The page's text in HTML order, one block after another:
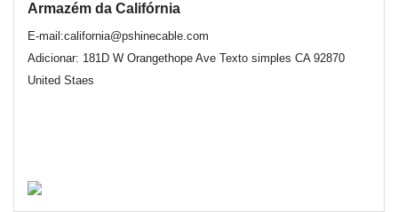
Armazém da Califórnia
E-mail:california@pshinecable.com
Adicionar: 181D W Orangethope Ave Texto simples CA 92870
United Staes